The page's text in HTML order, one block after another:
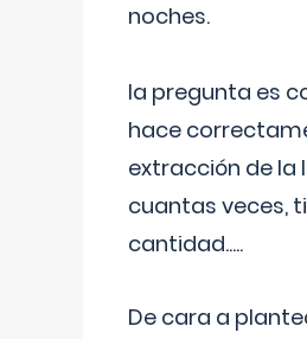
noches.
la pregunta es
hace
extracción de la
cuantas veces,
cantidad.....
De cara a